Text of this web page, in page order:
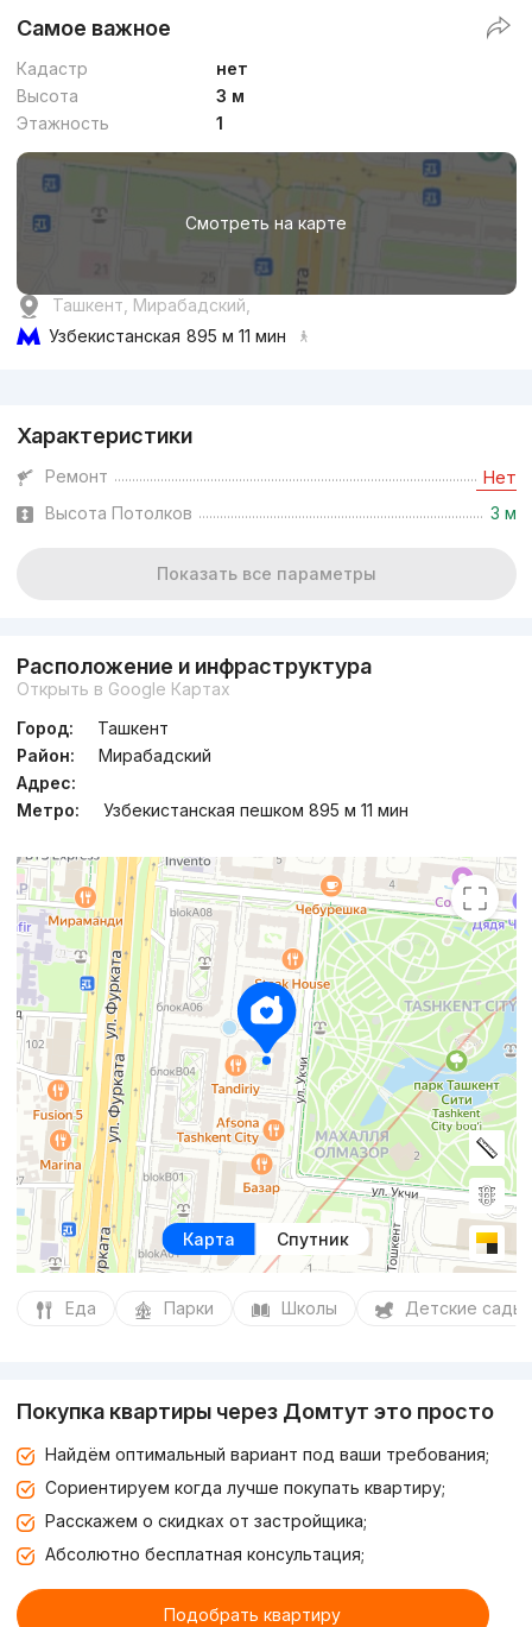
Самое важное
Кадастр
нет
Высота
3 м
Этажность
1
Смотреть на карте
Ташкент, Мирабадский,
Узбекистанская 895 м 11 мин
Характеристики
Ремонт Нет
Высота Потолков 3 м
Показать все параметры
Расположение и инфраструктура
Открыть в Google Картах
Город:
Ташкент
Район:
Мирабадский
Адрес:
Метро:
Узбекистанская пешком 895 м 11 мин
Карта Спутник
Еда Парки Школы Детские сады
Покупка квартиры через Домтут это просто
Найдём оптимальный вариант под ваши требования;
Сориентируем когда лучше покупать квартиру;
Расскажем о скидках от застройщика;
Абсолютно бесплатная консультация;
Подобрать квартиру